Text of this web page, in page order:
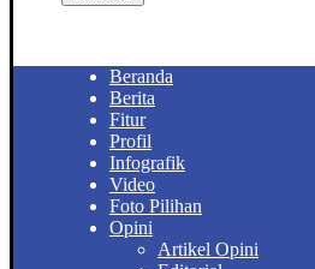
Beranda
Berita
Fitur
Profil
Infografik
Video
Foto Pilihan
Opini
Artikel Opini